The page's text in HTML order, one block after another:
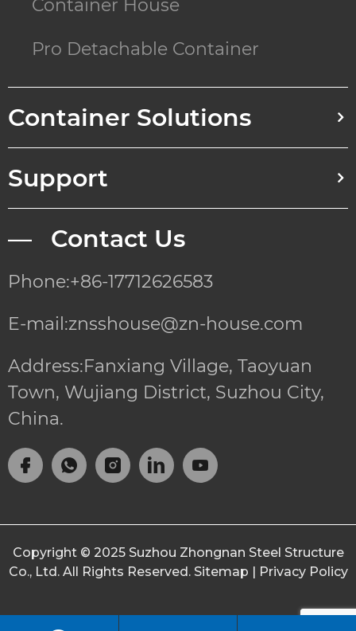
Container House
Pro Detachable Container
Container Solutions
Support
— Contact Us
Phone:+86-17712626583
E-mail:znsshouse@zn-house.com
Address:Fanxiang Village, Taoyuan
Town, Wujiang District, Suzhou City,
China.
Copyright © 2025 Suzhou Zhongnan Steel Structure
Co., Ltd. All Rights Reserved. Sitemap Privacy Policy